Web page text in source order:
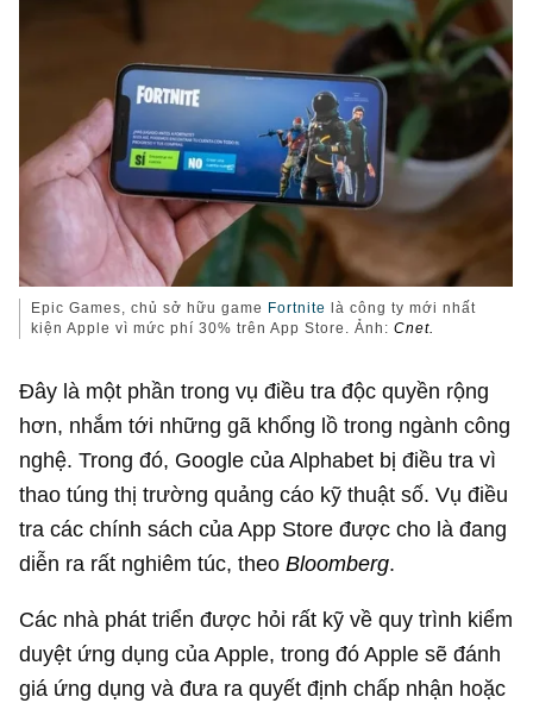
Epic Games, chủ sở hữu game Fortnite
là công ty mới nhất
kiện Apple vì mức phí 30% trên App Store. Ảnh:Cnet.
Đây là một phần trong vụ điều tra độc quyền rộng
hơn, nhắm tới những gã khổng lồ trong ngành công
nghệ. Trong đó, Google của Alphabet bị điều tra vì
thao túng thị trường quảng cáo kỹ thuật số. Vụ điều
tra các chính sách của App Store được cho là đang
diễn ra rất nghiêm túc, theoBloomberg.
Các nhà phát triển được hỏi rất kỹ về quy trình kiểm
duyệt ứng dụng của Apple, trong đó Apple sẽ đánh
giá ứng dụng và đưa ra quyết định chấp nhận hoặc